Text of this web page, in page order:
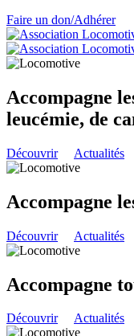
Faire un don/Adhérer
Accompagne
leucémie, de
Découvrir Actualités
Accompagne
Découvrir Actualités
Accompagne
Découvrir Actualités